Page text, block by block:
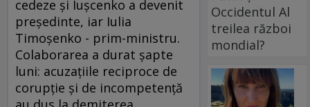
cedeze şi Iuşcenko a devenit
preşedinte, iar Iulia
Timoşenko - prim-ministru.
Colaborarea a durat şapte
luni: acuzaţiile reciproce de
corupţie şi de incompetenţă
Occidentul Al
treilea război
mondial?